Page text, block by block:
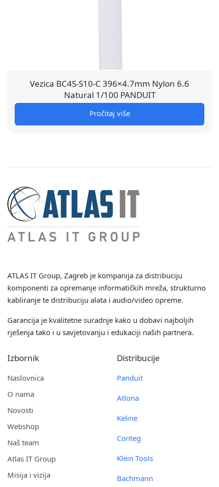
Vezica BC4S-S10-C 396×4.7mm Nylon 6.6
Natural 1/100 PANDUIT
Pročitaj više
ATLAS IT Group, Zagreb je kompanija za distribuciju
komponenti za opremanje informatičkih mreža, strukturno
kabliranje te distribuciju alata i audio/video opreme.
Garancija je kvalitetne suradnje kako u dobavi najboljih
rješenja tako i u savjetovanju i edukaciji naših partnera.
Izbornik
Naslovnica
O nama
Novosti
Webshop
Naš team
Atlas IT Group
Misija i vizija
Distribucije
Panduit
Atlona
Keline
Conteg
Klein Tools
Bachmann